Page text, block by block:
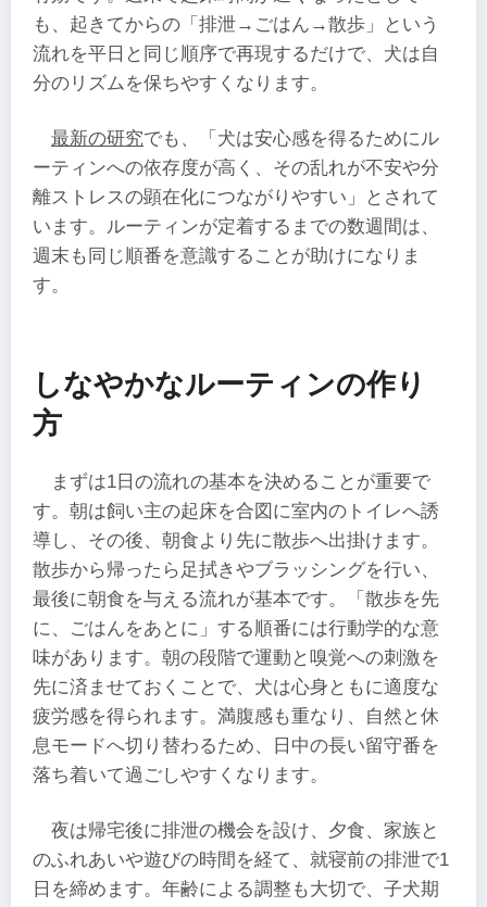
も、起きてからの「排泄→ごはん→散歩」という
流れを平日と同じ順序で再現するだけで、犬は自
分のリズムを保ちやすくなります。
最新の研究でも、「犬は安心感を得るためにル
ーティンへの依存度が高く、その乱れが不安や分
離ストレスの顕在化につながりやすい」とされて
います。ルーティンが定着するまでの数週間は、
週末も同じ順番を意識することが助けになりま
す。
しなやかなルーティンの作り
方
まずは1日の流れの基本を決めることが重要で
す。朝は飼い主の起床を合図に室内のトイレへ誘
導し、その後、朝食より先に散歩へ出掛けます。
散歩から帰ったら足拭きやブラッシングを行い、
最後に朝食を与える流れが基本です。「散歩を先
に、ごはんをあとに」する順番には行動学的な意
味があります。朝の段階で運動と嗅覚への刺激を
先に済ませておくことで、犬は心身ともに適度な
疲労感を得られます。満腹感も重なり、自然と休
息モードへ切り替わるため、日中の長い留守番を
落ち着いて過ごしやすくなります。
夜は帰宅後に排泄の機会を設け、夕食、家族と
のふれあいや遊びの時間を経て、就寝前の排泄で1
日を締めます。年齢による調整も大切で、子犬期